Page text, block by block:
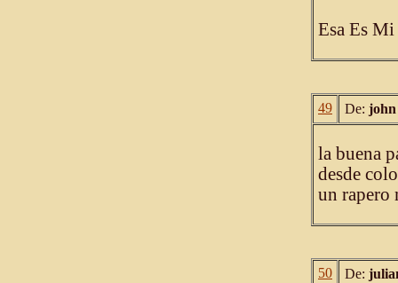
Esa Es
49 De: john
la buena
desde
un rapero
50 De: